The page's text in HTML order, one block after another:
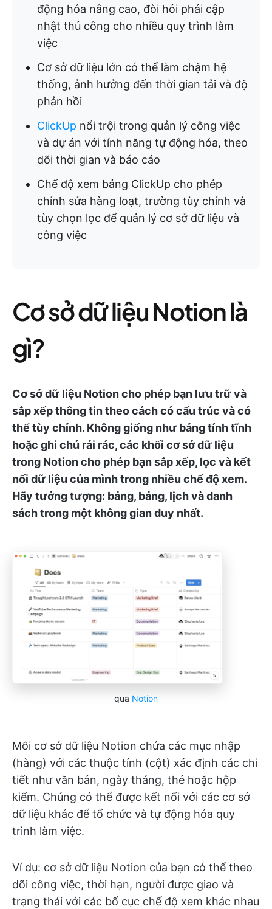
động hóa nâng cao, đòi hỏi phải cập
nhật thủ công cho nhiều quy trình làm
việc
Cơ sở dữ liệu lớn có thể làm chậm hệ
thống, ảnh hưởng đến thời gian tải và độ
phản hồi
ClickUp nổi trội trong quản lý công việc
và dự án với tính năng tự động hóa, theo
dõi thời gian và báo cáo
Chế độ xem bảng ClickUp cho phép
chỉnh sửa hàng loạt, trường tùy chỉnh và
tùy chọn lọc để quản lý cơ sở dữ liệu và
công việc
Cơ sở dữ liệu Notion là
gì?
Cơ sở dữ liệu Notion cho phép bạn lưu trữ và
sắp xếp thông tin theo cách có cấu trúc và có
thể tùy chỉnh. Không giống như bảng tính tĩnh
hoặc ghi chú rải rác, các khối cơ sở dữ liệu
trong Notion cho phép bạn sắp xếp, lọc và kết
nối dữ liệu của mình trong nhiều chế độ xem.
Hãy tưởng tượng: bảng, bảng, lịch và danh
sách trong một không gian duy nhất.
qua Notion
Mỗi cơ sở dữ liệu Notion chứa các mục nhập
(hàng) với các thuộc tính (cột) xác định các chi
tiết như văn bản, ngày tháng, thẻ hoặc hộp
kiểm. Chúng có thể được kết nối với các cơ sở
dữ liệu khác để tổ chức và tự động hóa quy
trình làm việc.
Ví dụ: cơ sở dữ liệu Notion của bạn có thể theo
dõi công việc, thời hạn, người được giao và
trạng thái với các bố cục chế độ xem khác nhau